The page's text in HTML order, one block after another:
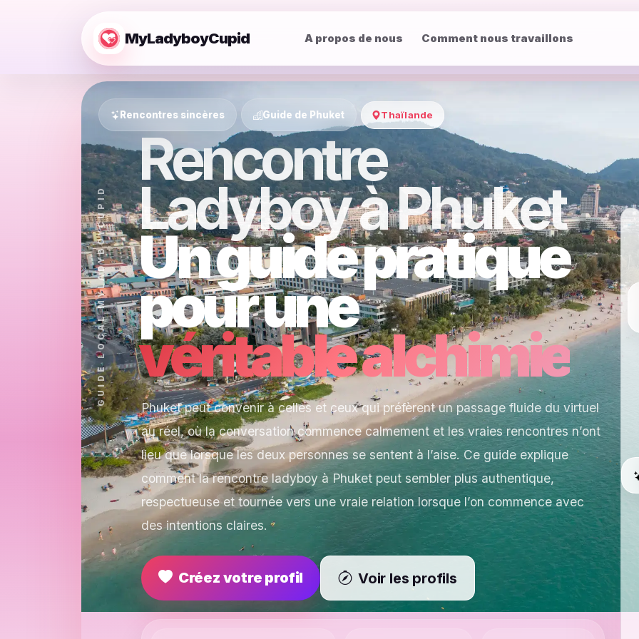
MyLadyboyCupid A propos de nous Comment nous travaillons
Rencontres sincères Guide de Phuket Thaïlande
GUIDE LOCAL MYLADYBOYCUPID
Rencontre
Ladyboy à Phuket
Un guide pratique
pour une
véritable alchimie
Phuket peut convenir à celles et ceux qui préfèrent un passage fluide du virtuel
au réel, où la conversation commence calmement et les vraies rencontres n’ont
lieu que lorsque les deux personnes se sentent à l’aise. Ce guide explique
comment la rencontre ladyboy à Phuket peut sembler plus authentique,
respectueuse et tournée vers une vraie relation lorsque l’on commence avec
des intentions claires.
Créez votre profil Voir les profils